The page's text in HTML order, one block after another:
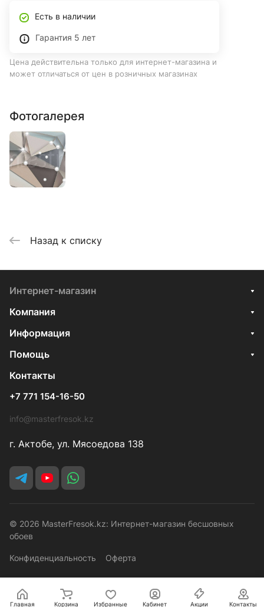
* Изготовление одной цветопробы БЕСПЛАТНО
Казахстану
Есть в наличии
Гарантия 5 лет
Цена действительна только для интернет-магазина и
может отличаться от цен в розничных магазинах
Фотогалерея
Назад к списку
Интернет-магазин
Компания
Информация
Помощь
Контакты
+7 771 154-16-50
info@masterfresok.kz
г. Актобе, ул. Мясоедова 138
© 2026 MasterFresok.kz: Интернет-магазин бесшовных
обоев
Конфиденциальность Оферта
Главная Корзина Избранные Кабинет Акции Контакты